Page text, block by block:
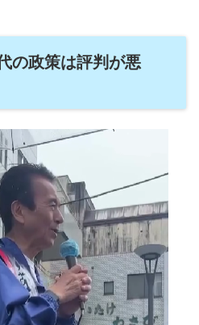
の政策は評判が悪